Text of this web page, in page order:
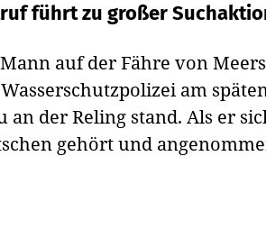
führt zu großer
auf der Fähre von
am
an der Reling stand. Als er
gehört und